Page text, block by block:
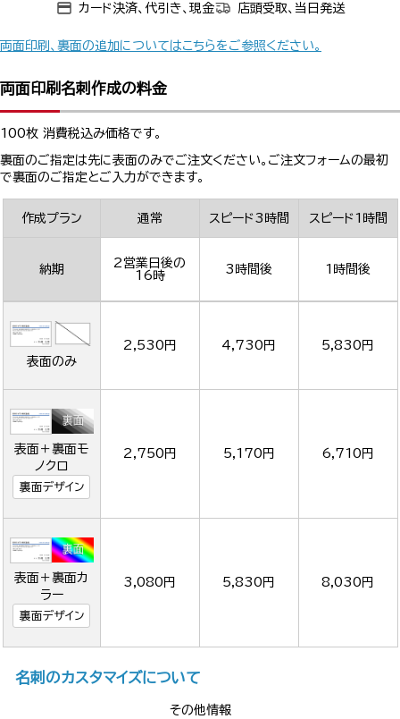
カード決済、代引き、現金 店頭受取、当日発送
両面印刷、裏面の追加についてはこちらをご参照ください。
両面印刷名刺作成の料金
100枚 消費税込み価格です。
裏面のご指定は先に表面のみでご注文ください。ご注文フォームの最初
で裏面のご指定とご入力ができます。
作成プラン 通常 スピード3時間 スピード1時間
納期
2営業日後の
16時
3時間後 1時間後
表面のみ
2,530円 4,730円 5,830円
表面＋裏面モ
ノクロ
裏面デザイン
2,750円 5,170円 6,710円
表面＋裏面カ
ラー
裏面デザイン
3,080円 5,830円 8,030円
名刺のカスタマイズについて
その他情報